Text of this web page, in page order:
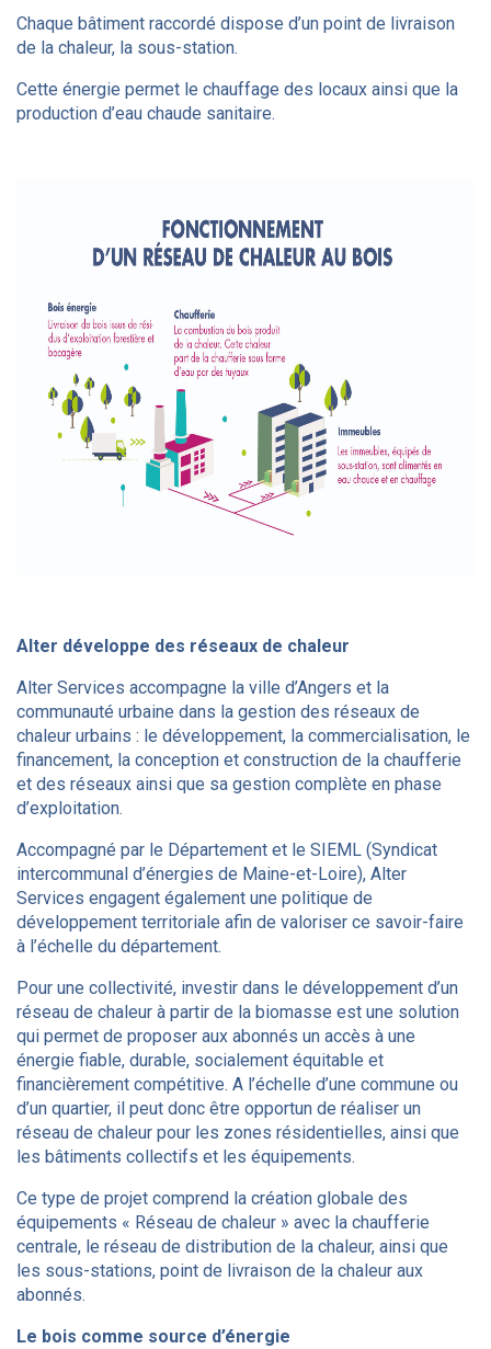
Chaque bâtiment raccordé dispose d’un point de livraison
de la chaleur, la sous-station.
Cette énergie permet le chauffage des locaux ainsi que la
production d’eau chaude sanitaire.
Alter développe des réseaux de chaleur
Alter Services accompagne la ville d’Angers et la
communauté urbaine dans la gestion des réseaux de
chaleur urbains : le développement, la commercialisation, le
financement, la conception et construction de la chaufferie
et des réseaux ainsi que sa gestion complète en phase
d’exploitation.
Accompagné par le Département et le SIEML (Syndicat
intercommunal d’énergies de Maine-et-Loire), Alter
Services engagent également une politique de
développement territoriale afin de valoriser ce savoir-faire
à l’échelle du département.
Pour une collectivité, investir dans le développement d’un
réseau de chaleur à partir de la biomasse est une solution
qui permet de proposer aux abonnés un accès à une
énergie fiable, durable, socialement équitable et
financièrement compétitive. A l’échelle d’une commune ou
d’un quartier, il peut donc être opportun de réaliser un
réseau de chaleur pour les zones résidentielles, ainsi que
les bâtiments collectifs et les équipements.
Ce type de projet comprend la création globale des
équipements « Réseau de chaleur » avec la chaufferie
centrale, le réseau de distribution de la chaleur, ainsi que
les sous-stations, point de livraison de la chaleur aux
abonnés.
Le bois comme source d’énergie